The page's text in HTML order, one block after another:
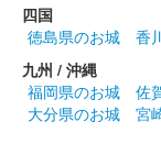
販売終了
御城印の文字は福
紙は長崎市の平和
使用しています。
入の際には入館
四国
徳島県のお城
香
九州 / 沖縄
福岡県のお城
佐
大分県のお城
宮